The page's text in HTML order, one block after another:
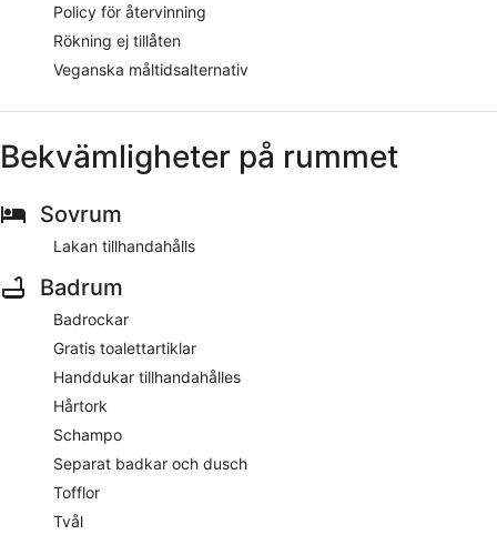
Policy för återvinning
Rökning ej tillåten
Veganska måltidsalternativ
Bekvämligheter på rummet
Sovrum
Lakan tillhandahålls
Badrum
Badrockar
Gratis toalettartiklar
Handdukar tillhandahålles
Hårtork
Schampo
Separat badkar och dusch
Tofflor
Tvål